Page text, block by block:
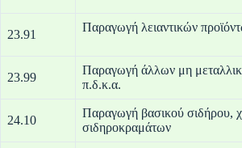
23.91
23.99
Παραγωγή άλλων μη
24.10
Παραγωγή βασικού σιδήρου,